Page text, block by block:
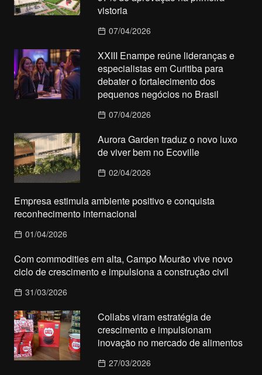
vistoria
07/04/2026
XXIII Enampe reúne lideranças e
especialistas em Curitiba para
debater o fortalecimento dos
pequenos negócios no Brasil
07/04/2026
Aurora Garden traduz o novo luxo
de viver bem no Ecoville
02/04/2026
Empresa estimula ambiente positivo e conquista
reconhecimento internacional
01/04/2026
Com commodities em alta, Campo Mourão vive novo
ciclo de crescimento e impulsiona a construção civil
31/03/2026
Collabs viram estratégia de
crescimento e impulsionam
inovação no mercado de alimentos
27/03/2026